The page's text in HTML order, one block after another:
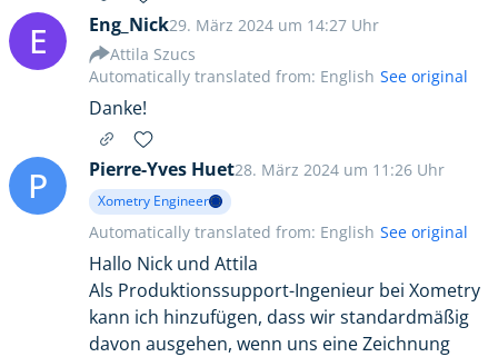
E Eng_Nick29. März 2024 um 14:27 Uhr
Attila Szucs
Danke!
Automatically translated from: English See original
P Pierre-Yves Huet28. März 2024 um 11:26 Uhr
Xometry Engineer
Hallo Nick und Attila
Als Produktionssupport-Ingenieur bei Xometry
kann ich hinzufügen, dass wir standardmäßig
davon ausgehen, wenn uns eine Zeichnung
Automatically translated from: English See original